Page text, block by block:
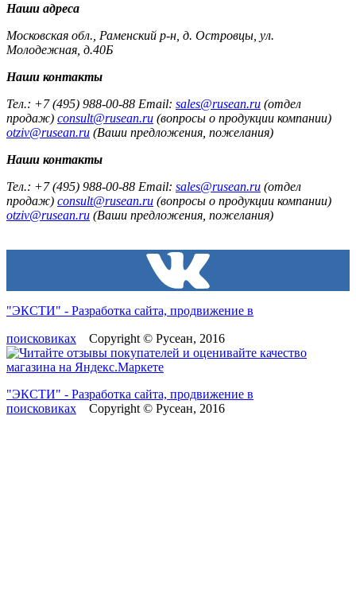
Наши адреса
Московская обл., Раменский р-н, д. Островцы, ул.
Молодежная, д.40Б
Наши контакты
Тел.: +7 (495) 988-00-88 Email: sales@rusean.ru (отдел
продаж) consult@rusean.ru (вопросы о продукции компании)
otziv@rusean.ru (Ваши предложения, пожелания)
Наши контакты
Тел.: +7 (495) 988-00-88 Email: sales@rusean.ru (отдел
продаж) consult@rusean.ru (вопросы о продукции компании)
otziv@rusean.ru (Ваши предложения, пожелания)
"ЭКСТИ" - Разработка сайта, продвижение в
поисковиках Copyright © Русеан, 2016
"ЭКСТИ" - Разработка сайта, продвижение в
поисковиках Copyright © Русеан, 2016